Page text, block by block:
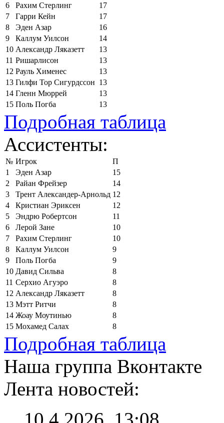
6
Рахим Стерлинг
17
7
Гарри Кейн
17
8
Эден Азар
16
9
Каллум Уилсон
14
10 Александр Ляказетт
13
11 Ришарлисон
13
12 Рауль Хименес
13
13 Гилфи Тор Сигурдссон 13
14 Гленн Мюррей
13
15 Поль Погба 13
Подробная таблица
Ассистенты:
№ Игрок
П
1
Эден Азар
15
2
Райан Фрейзер
14
3
Трент Александер-Арнольд 12
4
Кристиан Эриксен
12
5
Эндрю Робертсон
11
6
Лерой Зане
10
7
Рахим Стерлинг
10
8
Каллум Уилсон
9
9
Поль Погба
9
10 Давид Сильва
8
11 Серхио Агуэро
8
12 Александр Ляказетт
8
13 Мэтт Ритчи
8
14 Жоау Моутинью
8
15 Мохамед Салах 8
Подробная таблица
Наша группа Вконтакте
Лента новостей: